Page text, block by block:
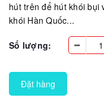
hút trên để hút khói bụi
khói Hàn Quốc...
Số lượng:
Đặt hàng